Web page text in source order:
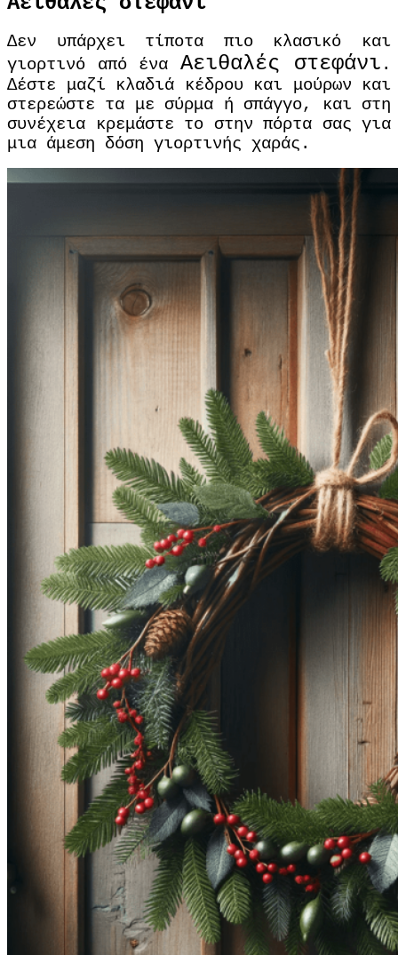
Δεν υπάρχει τίποτα πιο κλασικό και
γιορτινό από ένα Αειθαλές στεφάνι .
Δέστε μαζί κλαδιά κέδρου και μούρων και
στερεώστε τα με σύρμα ή σπάγγο, και στη
συνέχεια κρεμάστε το στην πόρτα σας για
μια άμεση δόση γιορτινής χαράς.